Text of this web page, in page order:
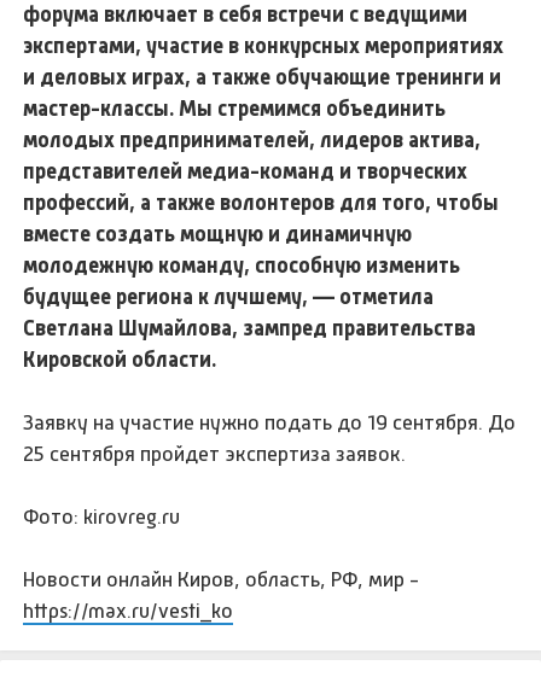
форума включает в себя встречи с ведущими
экспертами, участие в конкурсных мероприятиях
и деловых играх, а также обучающие тренинги и
мастер-классы. Мы стремимся объединить
молодых предпринимателей, лидеров актива,
представителей медиа-команд и творческих
профессий, а также волонтеров для того, чтобы
вместе создать мощную и динамичную
молодежную команду, способную изменить
будущее региона к лучшему, — отметила
Светлана Шумайлова, зампред правительства
Кировской области.
Заявку на участие нужно подать до 19 сентября. До
25 сентября пройдет экспертиза заявок.
Фото: kirovreg.ru
Новости онлайн Киров, область, РФ, мир -
https://max.ru/vesti_ko